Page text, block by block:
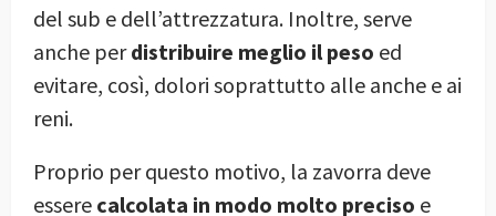
del sub e dell’attrezzatura. Inoltre, serve
anche perdistribuire meglio il peso ed
evitare, così, dolori soprattutto alle anche e ai
reni.
Proprio per questo motivo, la zavorra deve
essere calcolata in modo molto preciso e